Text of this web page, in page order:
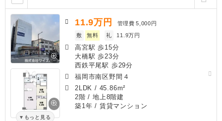
もっと見る
11.9万円 管理費 5,000円
敷
無料 礼 11.9万円
高宮駅 歩15分
大橋駅 歩23分
西鉄平尾駅 歩29分
福岡市南区野間４
2LDK / 45.86m²
2階 / 地上8階建
築1年 / 賃貸マンション